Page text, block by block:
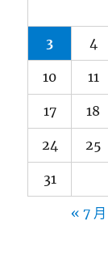
3 4
10 11
17 18
24 25
31
« 7 月